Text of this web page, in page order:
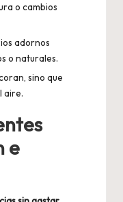
o cambios
adornos
o naturales.
sino que
aire.
e